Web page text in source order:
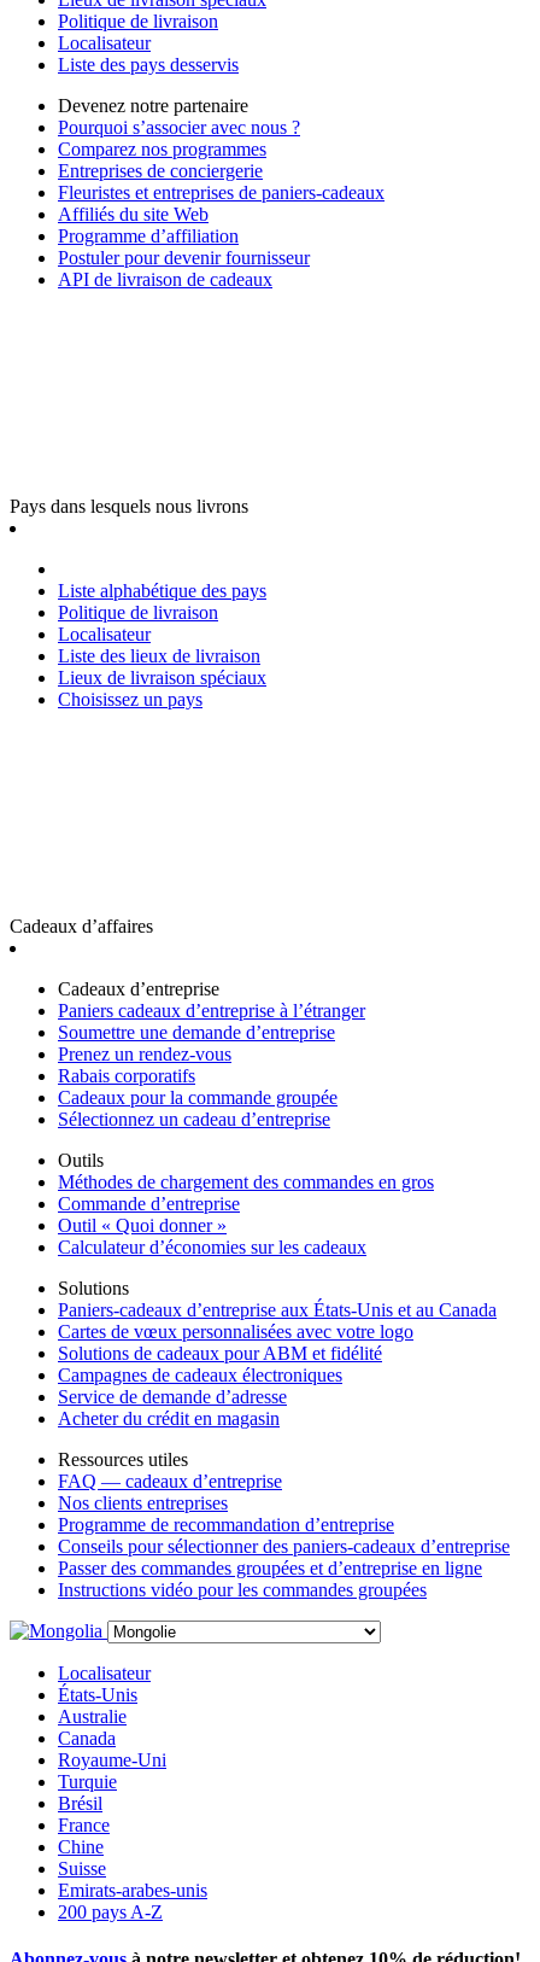
Politique de livraison
Localisateur
Liste des pays desservis
Devenez notre partenaire
Pourquoi s’associer avec nous ?
Comparez nos programmes
Entreprises de conciergerie
Fleuristes et entreprises de paniers-cadeaux
Affiliés du site Web
Programme d’affiliation
Postuler pour devenir fournisseur
API de livraison de cadeaux
Pays dans lesquels nous livrons
Liste alphabétique des pays
Politique de livraison
Localisateur
Liste des lieux de livraison
Lieux de livraison spéciaux
Choisissez un pays
Cadeaux d’affaires
Cadeaux d’entreprise
Paniers cadeaux d’entreprise à l’étranger
Soumettre une demande d’entreprise
Prenez un rendez-vous
Rabais corporatifs
Cadeaux pour la commande groupée
Sélectionnez un cadeau d’entreprise
Outils
Méthodes de chargement des commandes en gros
Commande d’entreprise
Outil « Quoi donner »
Calculateur d’économies sur les cadeaux
Solutions
Paniers-cadeaux d’entreprise aux États-Unis et au Canada
Cartes de vœux personnalisées avec votre logo
Solutions de cadeaux pour ABM et fidélité
Campagnes de cadeaux électroniques
Service de demande d’adresse
Acheter du crédit en magasin
Ressources utiles
FAQ — cadeaux d’entreprise
Nos clients entreprises
Programme de recommandation d’entreprise
Conseils pour sélectionner des paniers-cadeaux d’entreprise
Passer des commandes groupées et d’entreprise en ligne
Instructions vidéo pour les commandes groupées
Localisateur
États-Unis
Australie
Canada
Royaume-Uni
Turquie
Brésil
France
Chine
Suisse
Emirats-arabes-unis
200 pays A-Z